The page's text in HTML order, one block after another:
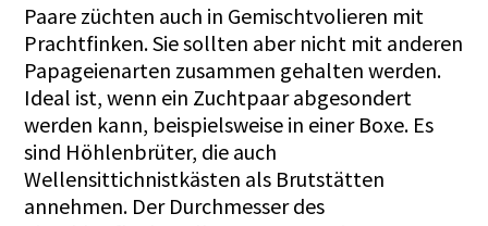
Paare züchten auch in Gemischtvolieren mit
Prachtfinken. Sie sollten aber nicht mit anderen
Papageienarten zusammen gehalten werden.
Ideal ist, wenn ein Zuchtpaar abgesondert
werden kann, beispielsweise in einer Boxe. Es
sind Höhlenbrüter, die auch
Wellensittichnistkästen als Brutstätten
annehmen. Der Durchmesser des